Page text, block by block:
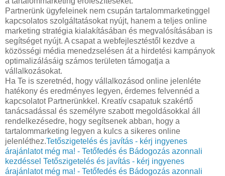
Partnerünk ügyfeleinek nem csupán tartalommarketinggel
kapcsolatos szolgáltatásokat nyújt, hanem a teljes online
marketing stratégia kialakításában és megvalósításában is
segítséget nyújt. A csapat a webfejlesztéstől kezdve a
közösségi média menedzselésen át a hirdetési kampányok
optimalizálásáig számos területen támogatja a
vállalkozásokat.
Ha Te is szeretnéd, hogy vállalkozásod online jelenléte
hatékony és eredményes legyen, érdemes felvennéd a
kapcsolatot Partnerünkkel. Kreatív csapatuk szakértő
tanácsadással és személyre szabott megoldásokkal áll
rendelkezésedre, hogy segítsenek abban, hogy a
tartalommarketing legyen a kulcs a sikeres online
jelenléthez.Tetőszigetelés és javítás - kérj ingyenes
árajánlatot még ma! - Tetőfedés és Bádogozás azonnali
kezdéssel Tetőszigetelés és javítás - kérj ingyenes
árajánlatot még ma! - Tetőfedés és Bádogozás azonnali